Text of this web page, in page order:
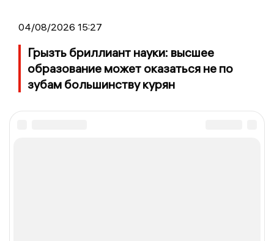
04/08/2026 15:27
Грызть бриллиант науки: высшее
образование может оказаться не по
зубам большинству курян